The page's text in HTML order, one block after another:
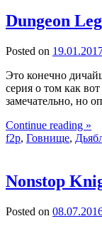
Dungeon
Posted on
Это конечно
серия о том как
замечательно, но
Continue reading »
f2p, Говнище,
Nonstop
Posted on